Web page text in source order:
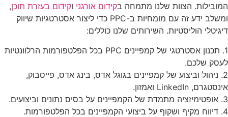
המובילות. הצוות שלנו מתמחה בקידום אורגני וקידום בעזרת תוכן,
ומשלב ידע זה עם מומחיות ב-PPC כדי ליצור אסטרטגיות שיווק
דיגיטלי הוליסטיות. השירותים שלנו כוללים:
1. תכנון אסטרטגי של קמפיינים PPC בכל הפלטפורמות הרלוונטיות
לעסק שלכם.
2. ניהול וביצוע של קמפיינים בגוגל אדס, בינג אדס, פייסבוק,
אינסטגרם, LinkedIn ואמזון.
3. אופטימיזציה מתמדת של הקמפיינים על בסיס נתונים וביצועים.
4. דיווח מקיף ושקוף על ביצועי הקמפיינים בכל הפלטפורמות.